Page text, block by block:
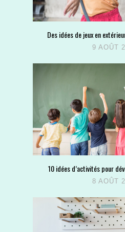
Des idées de jeux en
9 AOÛT
10 idées d’activités pour
8 AOÛT